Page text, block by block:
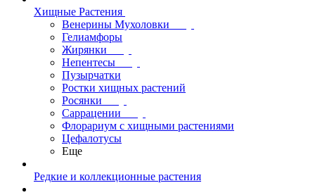
Хищные Растения
Венерины Мухоловки
Гелиамфоры
Жирянки
Непентесы
Пузырчатки
Ростки хищных растений
Росянки
Саррацении
Флорариум с хищными растениями
Цефалотусы
Еще
Редкие и коллекционные растения